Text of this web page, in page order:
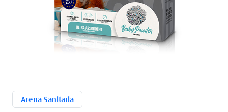
Arena Sanitaria